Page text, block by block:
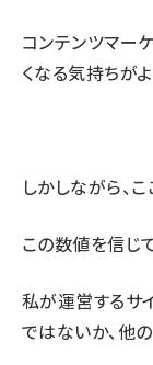
コンテンツマー
くなる気持ちがよ
しかしながら、
この数値を信じ
私が運営するサ
ではないか、他